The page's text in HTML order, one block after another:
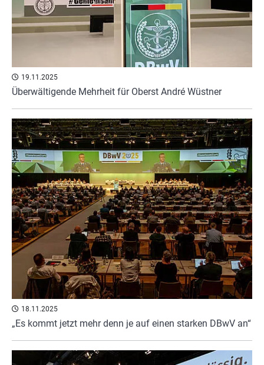
19.11.2025
Überwältigende Mehrheit für Oberst André Wüstner
18.11.2025
„Es kommt jetzt mehr denn je auf einen starken DBwV an“